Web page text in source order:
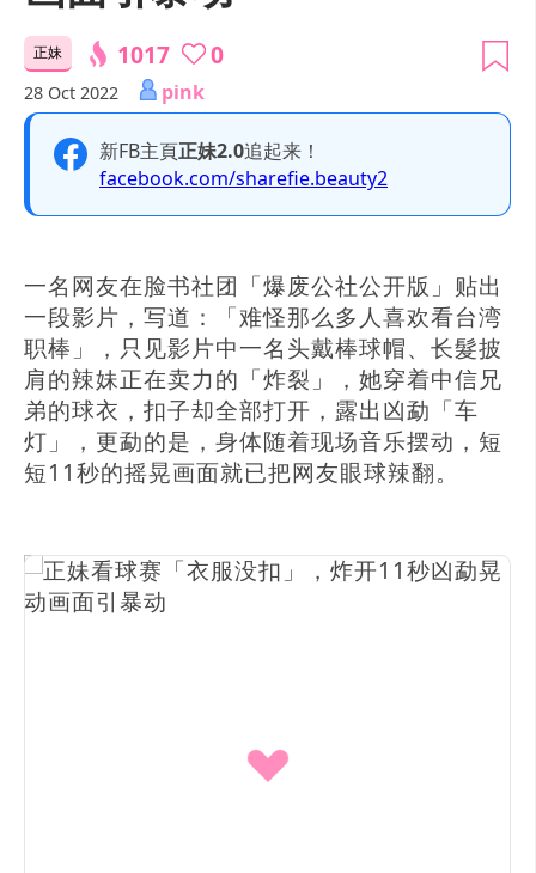
正妹 1017 0
28 Oct 2022 pink
新FB主頁正妹2.0追起来！
facebook.com/sharefie.beauty2
一名网友在脸书社团「爆废公社公开版」贴出
一段影片，写道：「难怪那么多人喜欢看台湾
职棒」，只见影片中一名头戴棒球帽、长髮披
肩的辣妹正在卖力的「炸裂」，她穿着中信兄
弟的球衣，扣子却全部打开，露出凶勐「车
灯」，更勐的是，身体随着现场音乐摆动，短
短11秒的摇晃画面就已把网友眼球辣翻。